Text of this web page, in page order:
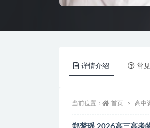
详情介绍 常
当前位置： 首页 高中